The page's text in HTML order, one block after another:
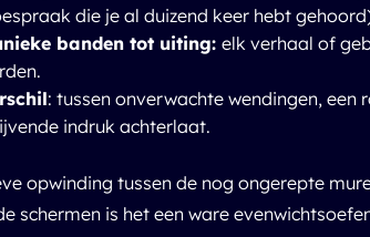
die je al duizend keer hebt
banden tot uiting: elk verhaal of
: tussen onverwachte wendingen,
indruk achterlaat.
opwinding tussen de nog ongerepte
is het een ware